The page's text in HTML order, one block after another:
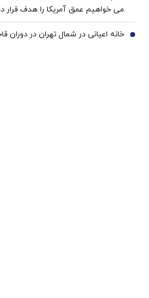
می خواهیم عمق آمریکا را هدف قرار
تفاوت باشیم
خانه اعیانی در شمال تهران در دوران 10